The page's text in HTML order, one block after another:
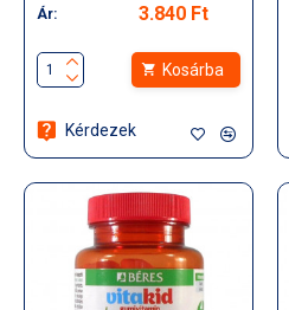
Ár:
3.840 Ft
Kosárba
Kérdezek